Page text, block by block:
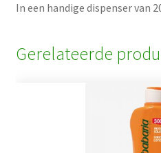
In een handige dispenser van
Gerelateerde